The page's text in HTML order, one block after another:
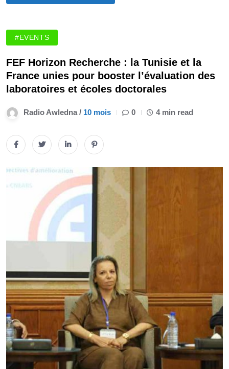
#EVENTS
FEF Horizon Recherche : la Tunisie et la
France unies pour booster l’évaluation des
laboratoires et écoles doctorales
Radio Awledna / 10 mois 0 4 min read